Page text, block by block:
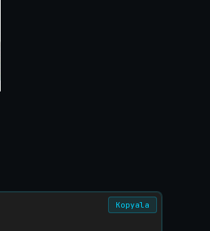
Kopyala